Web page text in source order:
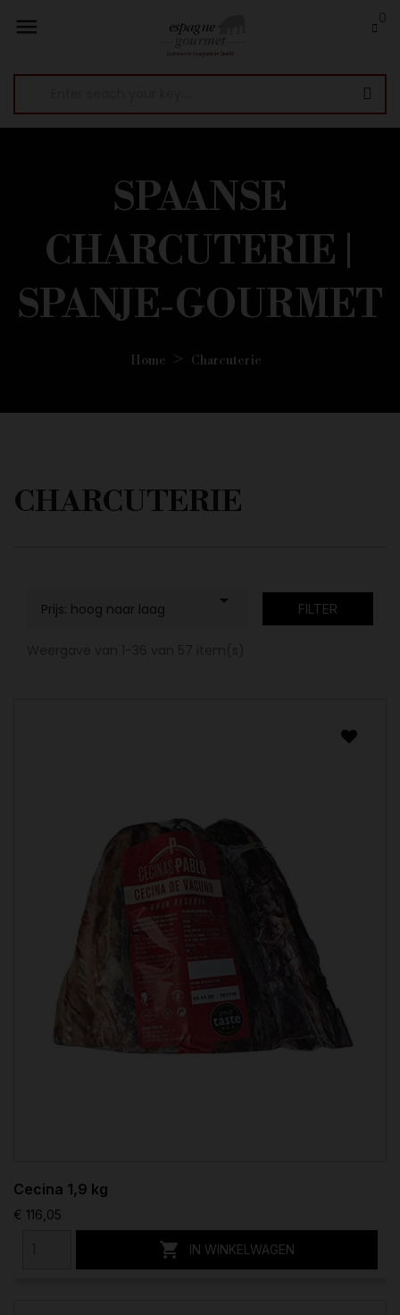

SPAANSE
CHARCUTERIE |
SPANJE-GOURMET
Home Charcuterie
CHARCUTERIE
Prijs: hoog naar laag  FILTER
Cecina 1,9 kg
€ 116,05
 IN WINKELWAGEN